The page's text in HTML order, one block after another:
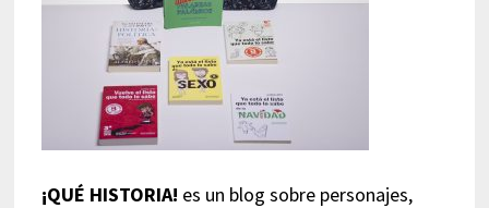
¡QUÉ HISTORIA! es un blog sobre personajes,